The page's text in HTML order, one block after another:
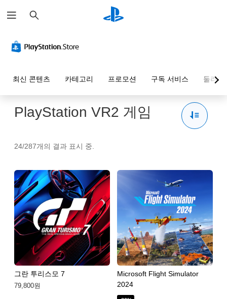
색
최신 콘텐츠 카테고리 프로모션 구독 서비스 둘러보
PlayStation VR2 게임
24/287개의 결과 표시 중.
그란 투리스모 7
79,800원
Microsoft Flight Simulator
2024